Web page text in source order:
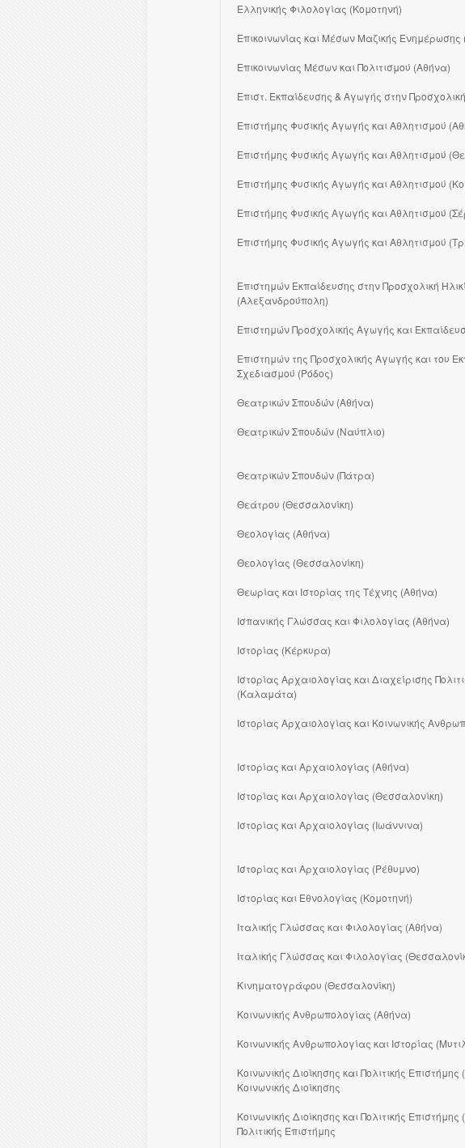
Ελληνικής Φιλολογίας (Κομοτηνή)
Επικοινωνίας και Μέσων Μαζικής Ενημέρωσης
Επικοινωνίας Μέσων και Πολιτισμού (Αθήνα)
Επιστ. Εκπαίδευσης & Αγωγής στην
Επιστήμης Φυσικής Αγωγής και Αθλητισμού
Επιστήμης Φυσικής Αγωγής και Αθλητισμού
Επιστήμης Φυσικής Αγωγής και Αθλητισμού
Επιστήμης Φυσικής Αγωγής και Αθλητισμού
Επιστήμης Φυσικής Αγωγής και Αθλητισμού
Επιστημών Εκπαίδευσης στην Προσχολική
(Αλεξανδρούπολη)
Επιστημών Προσχολικής Αγωγής και
Επιστημών της Προσχολικής Αγωγής και του
Σχεδιασμού (Ρόδος)
Θεατρικών Σπουδών (Αθήνα)
Θεατρικών Σπουδών (Ναύπλιο)
Θεατρικών Σπουδών (Πάτρα)
Θεάτρου (Θεσσαλονίκη)
Θεολογίας (Αθήνα)
Θεολογίας (Θεσσαλονίκη)
Θεωρίας και Ιστορίας της Τέχνης (Αθήνα)
Ισπανικής Γλώσσας και Φιλολογίας (Αθήνα)
Ιστορίας (Κέρκυρα)
Ιστορίας Αρχαιολογίας και Διαχείρισης
(Καλαμάτα)
Ιστορίας Αρχαιολογίας και Κοινωνικής
Ιστορίας και Αρχαιολογίας (Αθήνα)
Ιστορίας και Αρχαιολογίας (Θεσσαλονίκη)
Ιστορίας και Αρχαιολογίας (Ιωάννινα)
Ιστορίας και Αρχαιολογίας (Ρέθυμνο)
Ιστορίας και Εθνολογίας (Κομοτηνή)
Ιταλικής Γλώσσας και Φιλολογίας (Αθήνα)
Ιταλικής Γλώσσας και Φιλολογίας
Κινηματογράφου (Θεσσαλονίκη)
Κοινωνικής Ανθρωπολογίας (Αθήνα)
Κοινωνικής Ανθρωπολογίας και Ιστορίας
Κοινωνικής Διοίκησης και Πολιτικής
Κοινωνικής Διοίκησης
Κοινωνικής Διοίκησης και Πολιτικής
Πολιτικής Επιστήμης